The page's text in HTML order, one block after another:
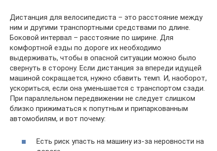
Дистанция для велосипедиста – это расстояние между
ним и другими транспортными средствами по длине.
Боковой интервал – расстояние по ширине. Для
комфортной езды по дороге их необходимо
выдерживать, чтобы в опасной ситуации можно было
свернуть в сторону. Если дистанция за впереди идущей
машиной сокращается, нужно сбавить темп. И, наоборот,
ускориться, если она уменьшается с транспортом сзади.
При параллельном передвижении не следует слишком
близко прижиматься к попутным и припаркованным
автомобилям, и вот почему:
Есть риск упасть на машину из-за неровности на